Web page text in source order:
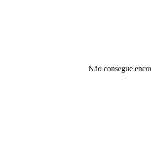
Não consegue